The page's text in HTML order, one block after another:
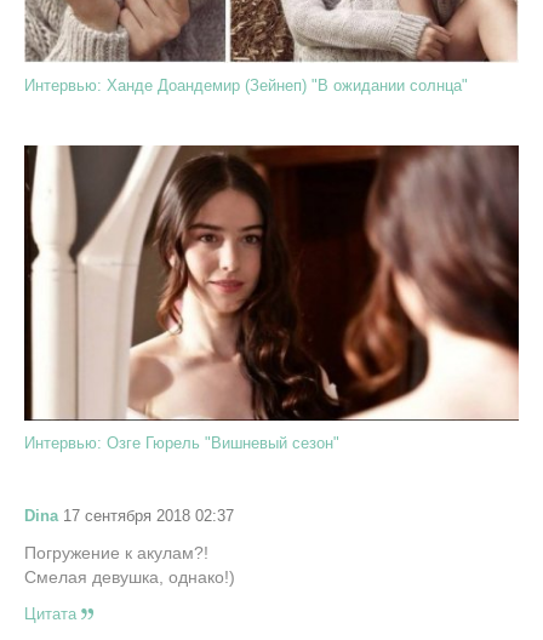
Интервью: Ханде Доандемир (Зейнеп) "В ожидании солнца"
Интервью: Озге Гюрель "Вишневый сезон"
Dina17 сентября 2018 02:37
Погружение к акулам?!
Смелая девушка, однако!)
Цитата